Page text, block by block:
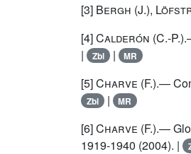
[3] Bergh (J.),
[4]Calderón (C.-
|
Zbl | MR
[5]Charve (F.).—
Zbl | MR
[6]Charve (F.).—
1919-1940 (2004). |